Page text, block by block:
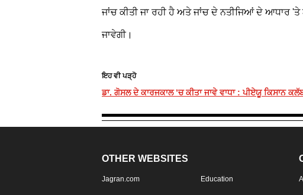
ਜਾਂਚ ਕੀਤੀ ਜਾ ਰਹੀ ਹੈ ਅਤੇ ਜਾਂਚ ਦੇ ਨਤੀਜਿਆਂ ਦੇ ਆਧਾਰ
ਜਾਵੇਗੀ।
ਇਹ ਵੀ ਪੜ੍ਹੋ
ਡਾ. ਗੋਸਲ ਦੇ ਕਾਰਜਕਾਲ ’ਚ ਕੀਤਾ ਜਾਵੇ ਵਾਧਾ : ਪੀਏਯੂ ਕਿਸਾਨ
OTHER WEBSITES
Jagran.com Education